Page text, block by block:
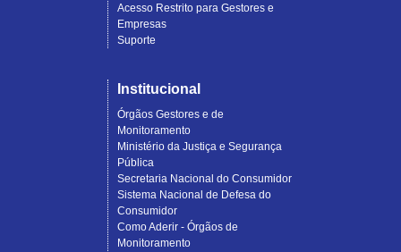
Acesso Restrito para Gestores e
Empresas
Suporte
Institucional
Órgãos Gestores e de
Monitoramento
Ministério da Justiça e Segurança
Pública
Secretaria Nacional do Consumidor
Sistema Nacional de Defesa do
Consumidor
Como Aderir - Órgãos de
Monitoramento